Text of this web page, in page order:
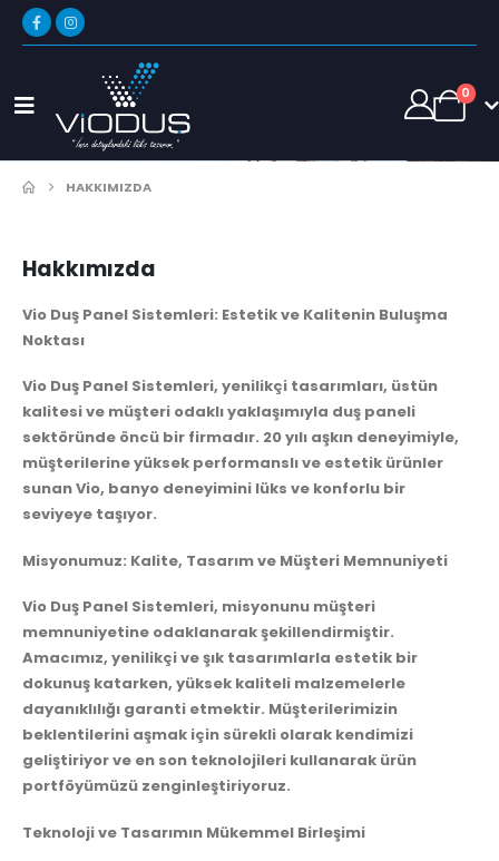
0
HAKKIMIZDA
Hakkımızda
Vio Duş Panel Sistemleri: Estetik ve Kalitenin Buluşma
Noktası
Vio Duş Panel Sistemleri, yenilikçi tasarımları, üstün
kalitesi ve müşteri odaklı yaklaşımıyla duş paneli
sektöründe öncü bir firmadır. 20 yılı aşkın deneyimiyle,
müşterilerine yüksek performanslı ve estetik ürünler
sunan Vio, banyo deneyimini lüks ve konforlu bir
seviyeye taşıyor.
Misyonumuz: Kalite, Tasarım ve Müşteri Memnuniyeti
Vio Duş Panel Sistemleri, misyonunu müşteri
memnuniyetine odaklanarak şekillendirmiştir.
Amacımız, yenilikçi ve şık tasarımlarla estetik bir
dokunuş katarken, yüksek kaliteli malzemelerle
dayanıklılığı garanti etmektir. Müşterilerimizin
beklentilerini aşmak için sürekli olarak kendimizi
geliştiriyor ve en son teknolojileri kullanarak ürün
portföyümüzü zenginleştiriyoruz.
Teknoloji ve Tasarımın Mükemmel Birleşimi